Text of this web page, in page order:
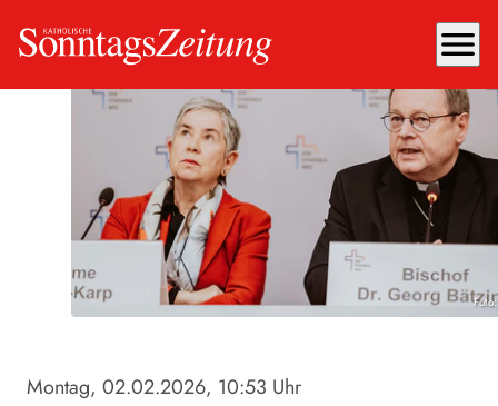
menu
Montag, 02.02.2026, 10:53 Uhr